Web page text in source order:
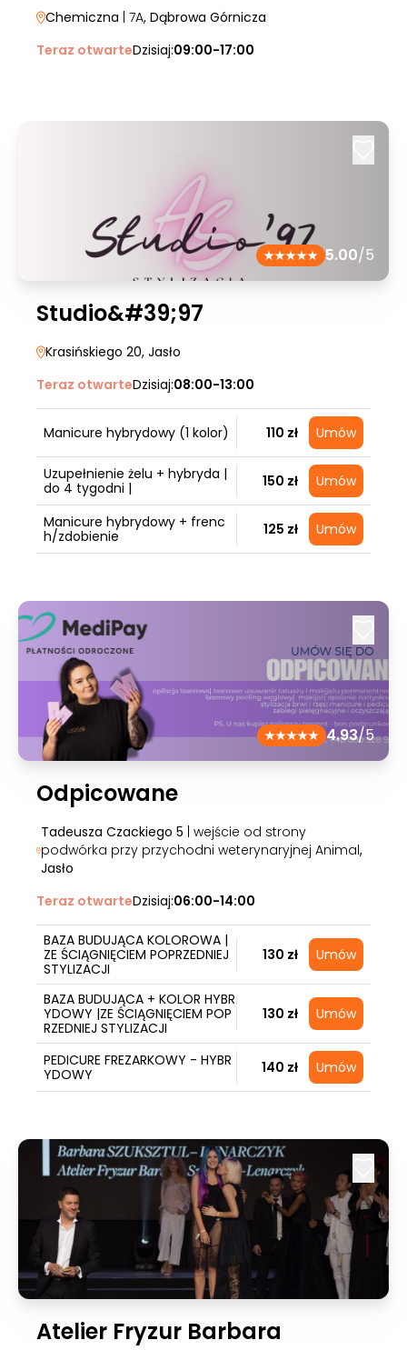
Chemiczna | 7A, Dąbrowa Górnicza
Teraz otwarteDzisiaj:09:00-17:00
5.00/5
Studio&#39;97
Krasińskiego 20, Jasło
Teraz otwarteDzisiaj:08:00-13:00
Manicure hybrydowy (1 kolor) 110 zł Umów
Uzupełnienie żelu + hybryda |
do 4 tygodni |
150 zł Umów
Manicure hybrydowy + frenc
h/zdobienie
125 zł Umów
4.93/5
Odpicowane
Tadeusza Czackiego 5 | wejście od strony
podwórka przy przychodni weterynaryjnej Animal,
Jasło
Teraz otwarteDzisiaj:06:00-14:00
BAZA BUDUJĄCA KOLOROWA |
ZE ŚCIĄGNIĘCIEM POPRZEDNIEJ
STYLIZACJI
130 zł Umów
BAZA BUDUJĄCA + KOLOR HYBR
YDOWY |ZE ŚCIĄGNIĘCIEM POP
RZEDNIEJ STYLIZACJI
130 zł Umów
PEDICURE FREZARKOWY - HYBR
YDOWY
140 zł Umów
Atelier Fryzur Barbara